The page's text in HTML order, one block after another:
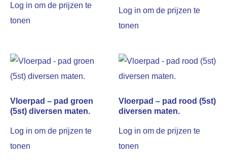
Log in om de prijzen te
tonen
Log in om de prijzen te
tonen
Vloerpad – pad groen
(5st) diversen maten.
Log in om de prijzen te
tonen
Vloerpad – pad rood (5st)
diversen maten.
Log in om de prijzen te
tonen